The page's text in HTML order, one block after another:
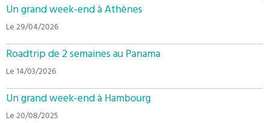
Un grand week-end à Athènes
Le 29/04/2026
Roadtrip de 2 semaines au Panama
Le 14/03/2026
Un grand week-end à Hambourg
Le 20/08/2025